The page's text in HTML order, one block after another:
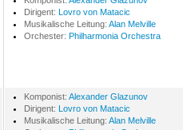
Dirigent: Lovro von Matacic
Musikalische Leitung: Alan Melville
Orchester: Philharmonia Orchestra
Komponist: Alexander Glazunov
Dirigent: Lovro von Matacic
Musikalische Leitung: Alan Melville